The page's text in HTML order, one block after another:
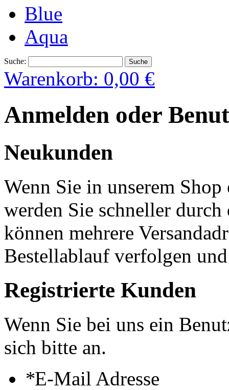
Blue
Aqua
Suche: Suche
Warenkorb: 0,00 €
Anmelden oder
Neukunden
Wenn Sie in unserem
werden Sie schneller
können mehrere
Bestellablauf verfolgen
Registrierte Kunden
Wenn Sie bei uns ein
sich bitte an.
*E-Mail Adresse